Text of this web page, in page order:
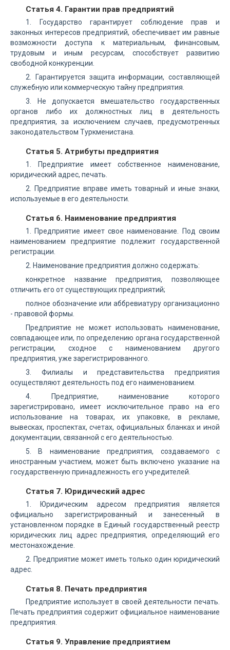
Статья 4. Гарантии прав предприятий
1. Государство гарантирует соблюдение прав и
законных интересов предприятий, обеспечивает им равные
возможности доступа к материальным, финансовым,
трудовым и иным ресурсам, способствует развитию
свободной конкуренции.
2. Гарантируется защита информации, составляющей
служебную или коммерческую тайну предприятия.
3. Не допускается вмешательство государственных
органов либо их должностных лиц в деятельность
предприятия, за исключением случаев, предусмотренных
законодательством Туркменистана.
Статья 5. Атрибуты предприятия
1. Предприятие имеет собственное наименование,
юридический адрес, печать.
2. Предприятие вправе иметь товарный и иные знаки,
используемые в его деятельности.
Статья 6. Наименование предприятия
1. Предприятие имеет свое наименование. Под своим
наименованием предприятие подлежит государственной
регистрации.
2. Наименование предприятия должно содержать:
конкретное название предприятия, позволяющее
отличить его от существующих предприятий;
полное обозначение или аббревиатуру организационно
- правовой формы.
Предприятие не может использовать наименование,
совпадающее или, по определению органа государственной
регистрации, сходное с наименованием другого
предприятия, уже зарегистрированного.
3. Филиалы и представительства предприятия
осуществляют деятельность под его наименованием.
4. Предприятие, наименование которого
зарегистрировано, имеет исключительное право на его
использование на товарах, их упаковке, в рекламе,
вывесках, проспектах, счетах, официальных бланках и иной
документации, связанной с его деятельностью.
5. В наименование предприятия, создаваемого с
иностранным участием, может быть включено указание на
государственную принадлежность его учредителей.
Статья 7. Юридический адрес
1. Юридическим адресом предприятия является
официально зарегистрированный и занесенный в
установленном порядке в Единый государственный реестр
юридических лиц адрес предприятия, определяющий его
местонахождение.
2. Предприятие может иметь только один юридический
адрес.
Статья 8. Печать предприятия
Предприятие использует в своей деятельности печать.
Печать предприятия содержит официальное наименование
предприятия.
Статья 9. Управление предприятием